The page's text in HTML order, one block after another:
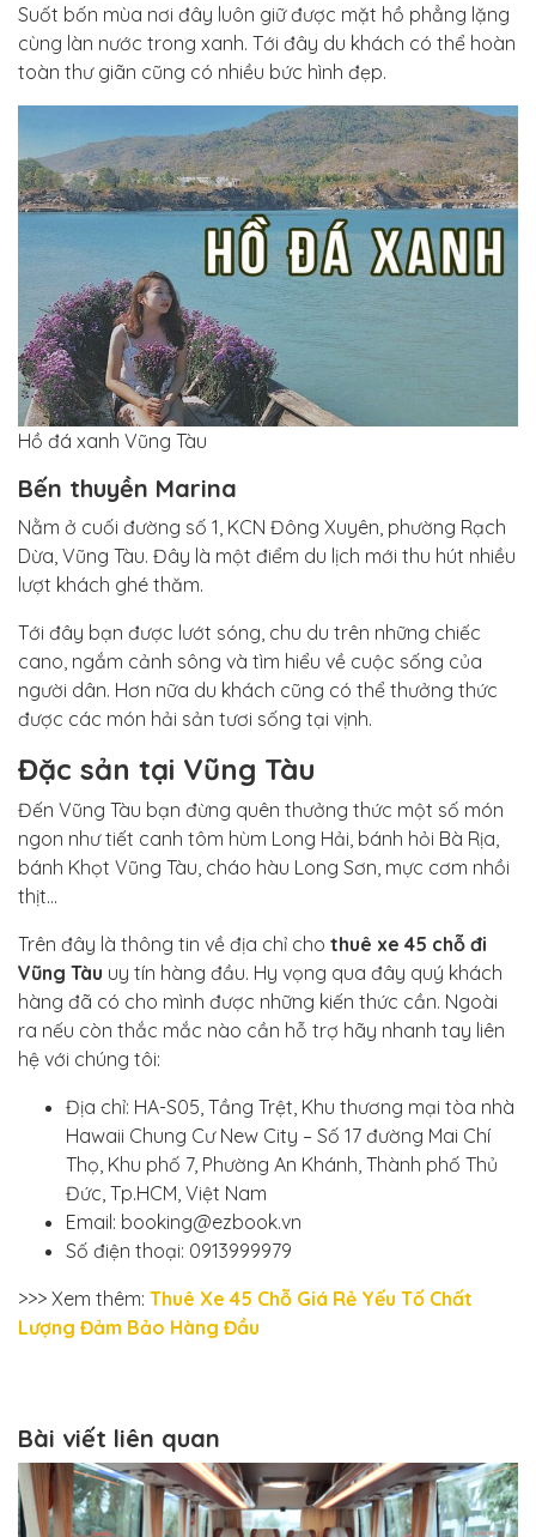
Suốt bốn mùa nơi đây luôn giữ được mặt hồ phẳng lặng
cùng làn nước trong xanh. Tới đây du khách có thể hoàn
toàn thư giãn cũng có nhiều bức hình đẹp.
Hồ đá xanh Vũng Tàu
Bến thuyền Marina
Nằm ở cuối đường số 1, KCN Đông Xuyên, phường Rạch
Dừa, Vũng Tàu. Đây là một điểm du lịch mới thu hút nhiều
lượt khách ghé thăm.
Tới đây bạn được lướt sóng, chu du trên những chiếc
cano, ngắm cảnh sông và tìm hiểu về cuộc sống của
người dân. Hơn nữa du khách cũng có thể thưởng thức
được các món hải sản tươi sống tại vịnh.
Đặc sản tại Vũng Tàu
Đến Vũng Tàu bạn đừng quên thưởng thức một số món
ngon như tiết canh tôm hùm Long Hải, bánh hỏi Bà Rịa,
bánh Khọt Vũng Tàu, cháo hàu Long Sơn, mực cơm nhồi
thịt…
Trên đây là thông tin về địa chỉ cho thuê xe 45 chỗ đi
Vũng Tàu uy tín hàng đầu. Hy vọng qua đây quý khách
hàng đã có cho mình được những kiến thức cần. Ngoài
ra nếu còn thắc mắc nào cần hỗ trợ hãy nhanh tay liên
hệ với chúng tôi:
Địa chỉ: HA-S05, Tầng Trệt, Khu thương mại tòa nhà
Hawaii Chung Cư New City – Số 17 đường Mai Chí
Thọ, Khu phố 7, Phường An Khánh, Thành phố Thủ
Đức, Tp.HCM, Việt Nam
Email: booking@ezbook.vn
Số điện thoại: 0913999979
>>> Xem thêm: Thuê Xe 45 Chỗ Giá Rẻ Yếu Tố Chất
Lượng Đảm Bảo Hàng Đầu
Bài viết liên quan